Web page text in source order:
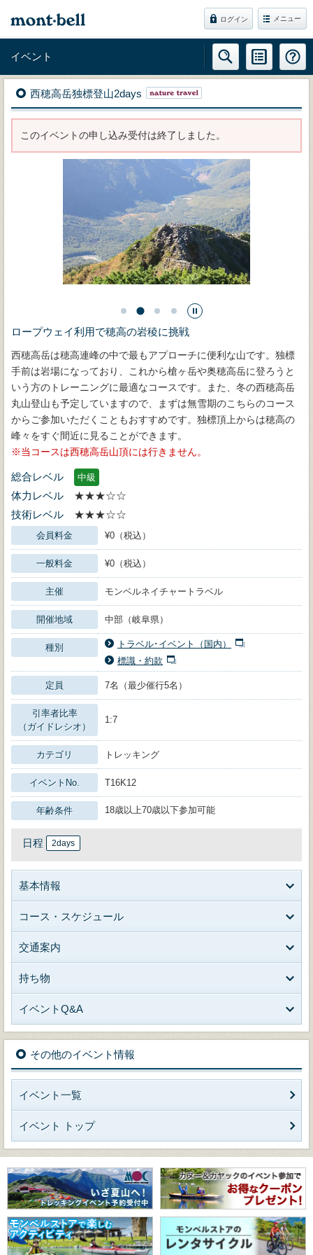
ログイン メニュー
イベント
西穂高岳独標登山2days
このイベントの申し込み受付は終了しました。
ロープウェイ利用で穂高の岩稜に挑戦
西穂高岳は穂高連峰の中で最もアプローチに便利な山です。独標
手前は岩場になっており、これから槍ヶ岳や奥穂高岳に登ろうと
いう方のトレーニングに最適なコースです。また、冬の西穂高岳
丸山登山も予定していますので、まずは無雪期のこちらのコース
からご参加いただくこともおすすめです。独標頂上からは穂高の
峰々をすぐ間近に見ることができます。
当コースは西穂高岳山頂には行きません。
総合レベル 中級
体力レベル
★★★☆☆
技術レベル
★★★☆☆
会員料金 ¥0（税込）
一般料金 ¥0（税込）
主催 モンベルネイチャートラベル
開催地域 中部（岐阜県）
種別
トラベル･イベント（国内）
標識・約款
定員 7名（最少催行5名）
引率者比率
（ガイドレシオ）
1:7
カテゴリ トレッキング
イベントNo. T16K12
年齢条件 18歳以上70歳以下参加可能
日程 2days
基本情報
コース・スケジュール
交通案内
持ち物
イベントQ&A
その他のイベント情報
イベント一覧
イベント トップ